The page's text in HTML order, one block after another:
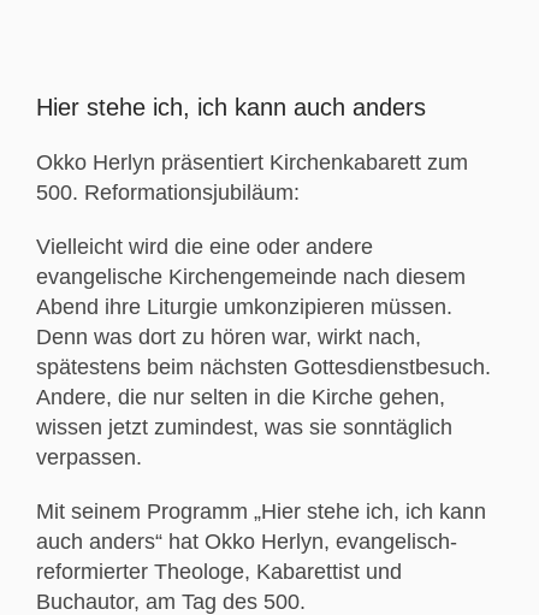
grösseres
Hier stehe ich, ich kann auch anders
Okko Herlyn präsentiert Kirchenkabarett zum
500. Reformationsjubiläum:
Vielleicht wird die eine oder andere
evangelische Kirchengemeinde nach diesem
Abend ihre Liturgie umkonzipieren müssen.
Denn was dort zu hören war, wirkt nach,
spätestens beim nächsten Gottesdienstbesuch.
Andere, die nur selten in die Kirche gehen,
wissen jetzt zumindest, was sie sonntäglich
verpassen.
Mit seinem Programm „Hier stehe ich, ich kann
auch anders“ hat Okko Herlyn, evangelisch-
reformierter Theologe, Kabarettist und
Buchautor, am Tag des 500.